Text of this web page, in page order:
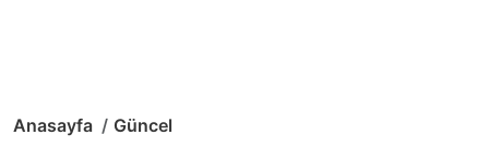
Anasayfa Güncel